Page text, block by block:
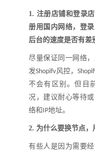
1. 注册店铺和登录
册用国内网络，登
后台的速度是否有差
尽量保证同一网络
发Shopifv风控，
不会有区别。但目
况，建议耐心等待
络和 IP地址。
2. 为什么要换节点
有些人是因为需要